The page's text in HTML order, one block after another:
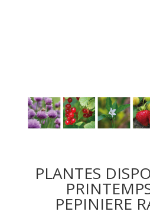
PLANTES
PEPINIERE